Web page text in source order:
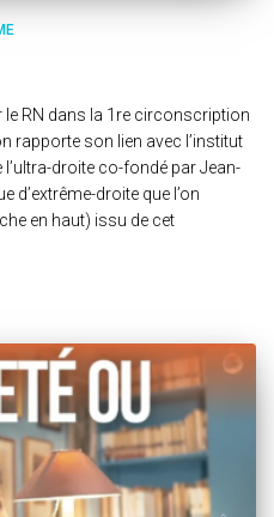
le RN dans la 1re circonscription
rapporte son lien avec l’institut
l’ultra-droite co-fondé par Jean-
d’extrême-droite que l’on
en haut) issu de cet